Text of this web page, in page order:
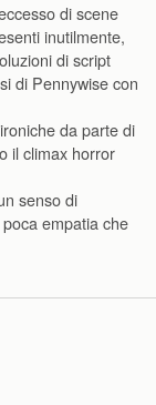
di scene
inutilmente,
di script
di Pennywise con
da parte di
il climax horror
senso di
empatia che